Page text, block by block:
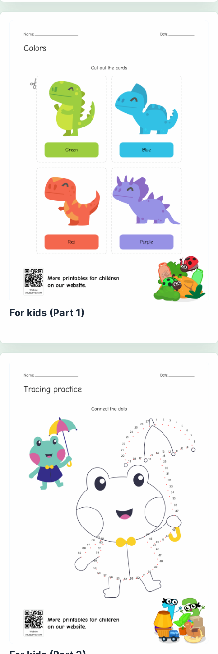
For kids (Part 1)